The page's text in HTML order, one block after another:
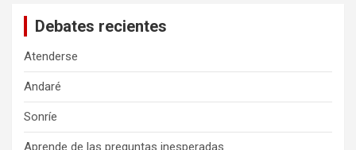
Debates recientes
Atenderse
Andaré
Sonríe
Aprende de las preguntas inesperadas